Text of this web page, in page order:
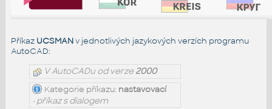
Příkaz UCSMANv jednotlivých jazykových verzích programu
AutoCAD:
V AutoCADu od verze2000
Kategorie příkazu: nastavovací
• příkaz s dialogem